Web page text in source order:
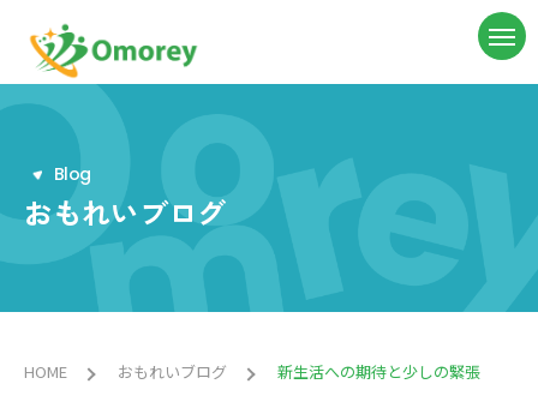
Blog
おもれいブログ
HOME おもれいブログ 新生活への期待と少しの緊張